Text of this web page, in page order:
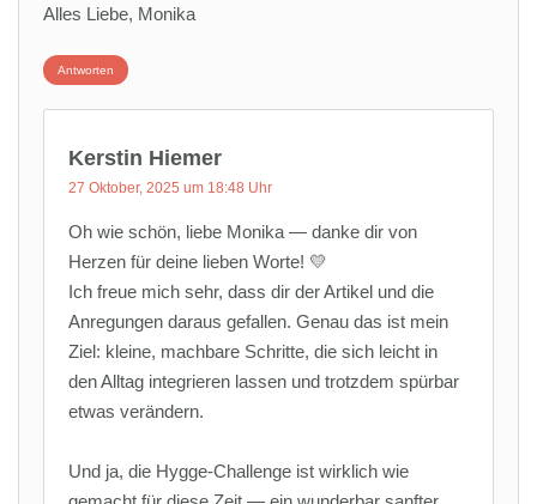
Alles Liebe, Monika
Antworten
Kerstin Hiemer
27 Oktober, 2025 um 18:48 Uhr
Oh wie schön, liebe Monika — danke dir von
Herzen für deine lieben Worte! 💛
Ich freue mich sehr, dass dir der Artikel und die
Anregungen daraus gefallen. Genau das ist mein
Ziel: kleine, machbare Schritte, die sich leicht in
den Alltag integrieren lassen und trotzdem spürbar
etwas verändern.
Und ja, die Hygge-Challenge ist wirklich wie